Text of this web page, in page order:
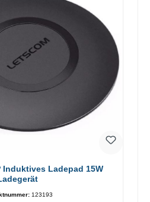
Induktives Ladepad 15W
123193